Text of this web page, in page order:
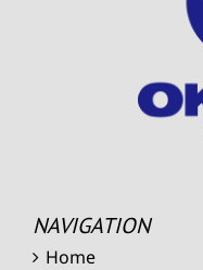
NAVIGATION
Home